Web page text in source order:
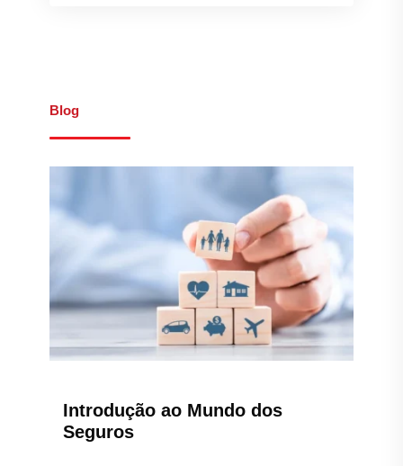
Blog
Introdução ao Mundo dos
Seguros